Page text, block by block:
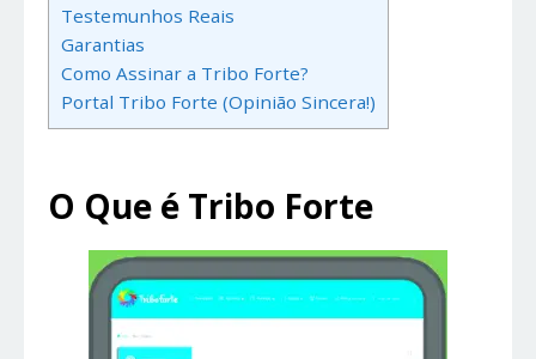
Testemunhos Reais
Garantias
Como Assinar a Tribo Forte?
Portal Tribo Forte (Opinião Sincera!)
O Que é Tribo Forte